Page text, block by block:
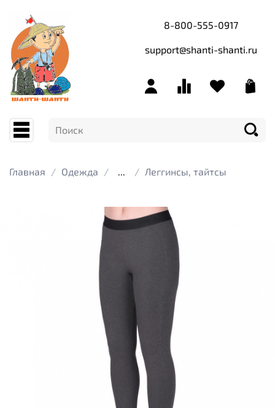
8-800-555-0917
support@shanti-shanti.ru
Главная Одежда Леггинсы, тайтсы